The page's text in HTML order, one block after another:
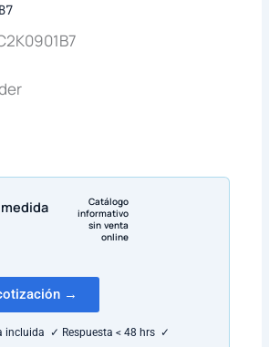
Catálogo
informativo
sin venta
online
→
incluida ✓ Respuesta < 48 hrs ✓